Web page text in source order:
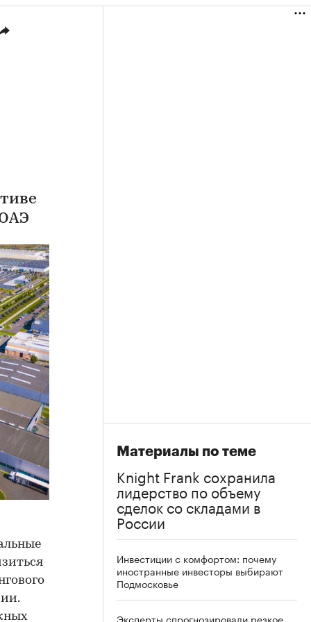
Материалы по теме
Knight Frank сохранила
лидерство по объему
сделок со складами в
России
Инвестиции с комфортом: почему
иностранные инвесторы выбирают
Подмосковье
Эксперты спрогнозировали резкое